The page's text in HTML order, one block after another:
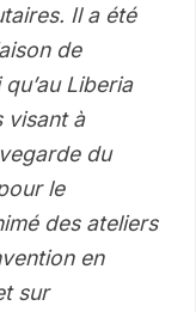
Il a été
de
Liberia
visant à
du
le
des ateliers
en
sur